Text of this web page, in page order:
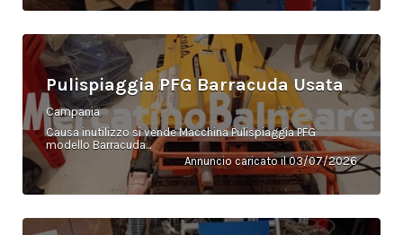
Pulispiaggia PFG Barracuda Usata
Campania
Causa inutilizzo si vende Macchina Pulispiaggia PFG
modello Barracuda...
Annuncio caricato il 03/07/2026